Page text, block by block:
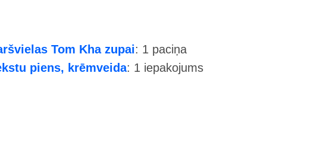
Tom Kha zupai: 1 paciņa
piens, krēmveida: 1 iepakojums